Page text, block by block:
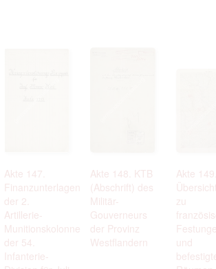
Akte 147.
Finanzunterlagen
der 2.
Artillerie-
Munitionskolonne
der 54.
Infanterie-
Akte 148. KTB
(Abschrift) des
Militär-
Gouverneurs
der Provinz
Westflandern
Akte
zu
und